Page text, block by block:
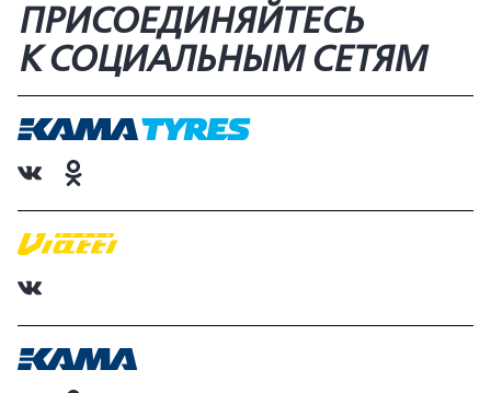
ПРИСОЕДИНЯЙТЕСЬ
К СОЦИАЛЬНЫМ СЕТЯМ